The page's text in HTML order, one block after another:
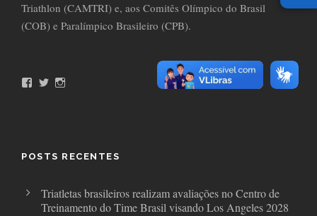
Triathlon (CAMTRI) e, aos Comitês Olímpico do Brasil
(COB) e Paralímpico Brasileiro (CPB).
k
T
a
POSTS RECENTES
Triatletas brasileiros realizam avaliações no Centro de
Treinamento do Time Brasil visando Los Angeles 2028